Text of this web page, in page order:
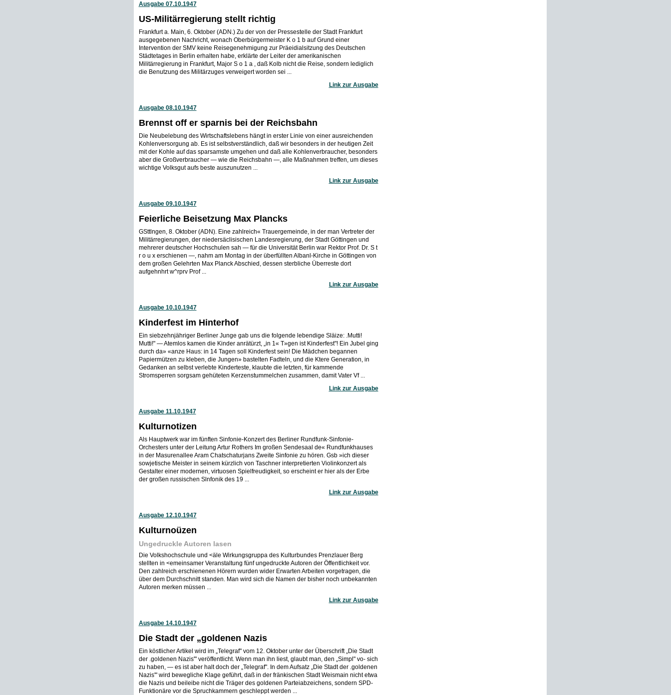
Ausgabe 07.10.1947
US-Militärregierung stellt richtig
Frankfurt a. Main, 6. Oktober (ADN.) Zu der von der Pressestelle der Stadt Frankfurt
ausgegebenen Nachricht, wonach Oberbürgermeister K o 1 b auf Grund einer
Intervention der SMV keine Reisegenehmigung zur Präeidialsitzung des Deutschen
Städtetages in Berlin erhalten habe, erklärte der Leiter der amerikanischen
Militärregierung in Frankfurt, Major S o 1 a , daß Kolb nicht die Reise, sondern lediglich
die Benutzung des Militärzuges verweigert worden sei ...
Link zur Ausgabe
Ausgabe 08.10.1947
Brennst off er sparnis bei der Reichsbahn
Die Neubelebung des Wirtschaftslebens hängt in erster Linie von einer ausreichenden
Kohlenversorgung ab. Es ist selbstverständlich, daß wir besonders in der heutigen Zeit
mit der Kohle auf das sparsamste umgehen und daß alle Kohlenverbraucher, besonders
aber die Großverbraucher — wie die Reichsbahn —, alle Maßnahmen treffen, um dieses
wichtige Volksgut aufs beste auszunutzen ...
Link zur Ausgabe
Ausgabe 09.10.1947
Feierliche Beisetzung Max Plancks
GSttlngen, 8. Oktober (ADN). Eine zahlreich« Trauergemeinde, in der man Vertreter der
Militärregierungen, der niedersäclisischen Landesregierung, der Stadt Göttingen und
mehrerer deutscher Hochschulen sah — für die Universität Berlin war Rektor Prof. Dr. S t
r o u x erschienen —, nahm am Montag in der überfüllten Albanl-Kirche in Göttingen von
dem großen Gelehrten Max Planck Abschied, dessen sterbliche Überreste dort
aufgehnhrt w^rprv Prof ...
Link zur Ausgabe
Ausgabe 10.10.1947
Kinderfest im Hinterhof
Ein siebzehnjähriger Berliner Junge gab uns die folgende lebendige Släize: .Mutti!
Mutti!" — Atemlos kamen die Kinder anrätürzt, „in 1« T»gen ist Kinderfest"! Ein Jubel ging
durch da» «anze Haus: in 14 Tagen soll Kinderfest sein! Die Mädchen begannen
Papiermützen zu kleben, die Jungen» bastelten Fadteln, und die Ktere Generation, in
Gedanken an selbst verlebte Kinderteste, klaubte die letzten, für kammende
Stromsperren sorgsam gehüteten Kerzenstummelchen zusammen, damit Vater Vf ...
Link zur Ausgabe
Ausgabe 11.10.1947
Kulturnotizen
Als Hauptwerk war im fünften Sinfonie-Konzert des Berliner Rundfunk-Sinfonie-
Orchesters unter der Leitung Artur Rothers Im großen Sendesaal de« Rundfunkhauses
in der Masurenallee Aram Chatschaturjans Zweite Sinfonie zu hören. Gsb »ich dieser
sowjetische Meister in seinem kürzlich von Taschner interpretierten Violinkonzert als
Gestalter einer modernen, virtuosen Spielfreudigkeit, so erscheint er hier als der Erbe
der großen russischen Slnfonik des 19 ...
Link zur Ausgabe
Ausgabe 12.10.1947
Kulturnoüzen
Ungedruckle Autoren lasen
Die Volkshochschule und <äle Wirkungsgruppa des Kulturbundes Prenzlauer Berg
stellten in <emeinsamer Veranstaltung fünf ungedruckte Autoren der Öffentlichkeit vor.
Den zahlreich erschienenen Hörern wurden wider Erwarten Arbeiten vorgetragen, die
über dem Durchschnitt standen. Man wird sich die Namen der bisher noch unbekannten
Autoren merken müssen ...
Link zur Ausgabe
Ausgabe 14.10.1947
Die Stadt der „goldenen Nazis
Ein köstlicher Artikel wird im „Telegraf" vom 12. Oktober unter der Überschrift „Die Stadt
der .goldenen Nazis'" veröffentlicht. Wenn man ihn liest, glaubt man, den „Simpl" vo- sich
zu haben, — es ist aber halt doch der „Telegraf". In dem Aufsatz „Die Stadt der .goldenen
Nazis'" wird bewegliche Klage geführt, daß in der fränkischen Stadt Weismain nicht etwa
die Nazis und beileibe nicht die Träger des goldenen Parteiabzeichens, sondern SPD-
Funktionäre vor die Spruchkammern geschleppt werden ...